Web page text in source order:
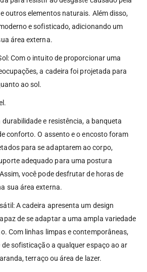
outros elementos naturais. Além disso,
e sofisticado, adicionando um
área externa.
Com o intuito de proporcionar uma
a cadeira foi projetada para
ao sol.
e resistência, a banqueta
conforto. O assento e o encosto foram
para se adaptarem ao corpo,
adequado para uma postura
você pode desfrutar de horas de
sua área externa.
A cadeira apresenta um design
de se adaptar a uma ampla variedade
Com linhas limpas e contemporâneas,
sofisticação a qualquer espaço ao ar
terraço ou área de lazer.